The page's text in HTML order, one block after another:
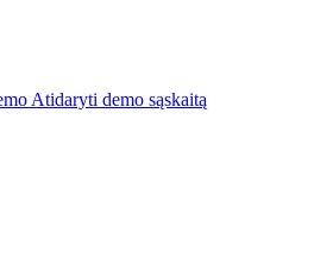
Atidaryti demo sąskaitą